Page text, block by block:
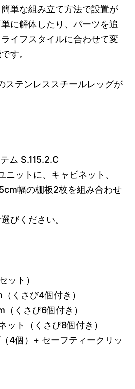
単な組み立て方法で設置が
に解体したり、パーツを追
イフスタイルに合わせて変
す。
ステンレススチールレッグが
ム S.115.2.C
ニットに、キャビネット、
幅の棚板2枚を組み合わせ
びください。
ット）
くさび4個付き）
くさび6個付き）
ット（くさび8個付き）
4個）+ セーフティークリッ